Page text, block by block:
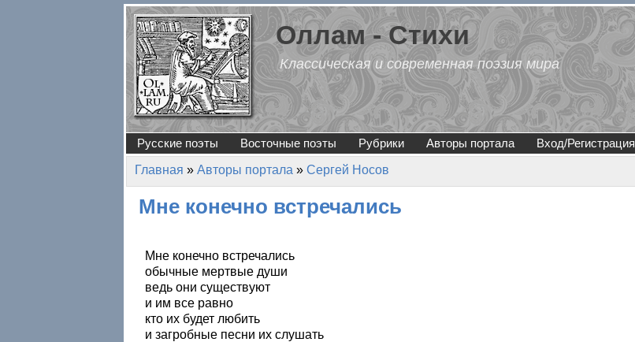
Перейти к основному содержанию
Оллам - Стихи
Классическая и современная поэзия мира
Русские поэты Восточные поэты Рубрики Авторы портала Вход/Регистрация
Вы здесь
Главная » Авторы портала » Сергей Носов
Мне конечно встречались
Мне конечно встречались
обычные мертвые души
ведь они существуют
и им все равно
кто их будет любить
и загробные песни их слушать